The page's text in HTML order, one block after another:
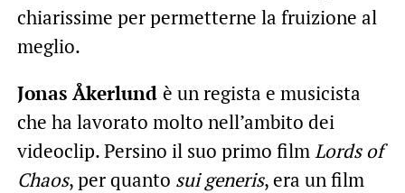
chiarissime per permetterne la fruizione al
meglio.
Jonas Åkerlund è un regista e musicista
che ha lavorato molto nell’ambito dei
videoclip. Persino il suo primo filmLords of
Chaos, per quanto sui generis, era un film